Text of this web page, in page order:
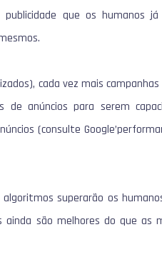
que os humanos já
cada vez mais campanhas
anúncios para serem
(consulte
superarão os
são melhores do que as